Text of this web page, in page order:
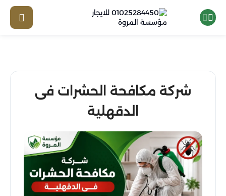
شركة مكافحة الحشرات فى
الدقهلية